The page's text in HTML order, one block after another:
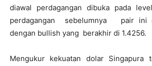
diawal perdagangan dibuka pada
perdagangan sebelumnya pair ini
dengan bullish yang berakhir di 1.4256.
Mengukur kekuatan dolar Singapura